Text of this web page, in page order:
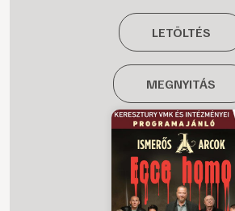
LETÖLTÉS
MEGNYITÁS